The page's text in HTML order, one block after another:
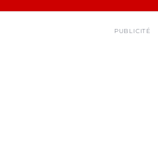
PUBLICITÉ